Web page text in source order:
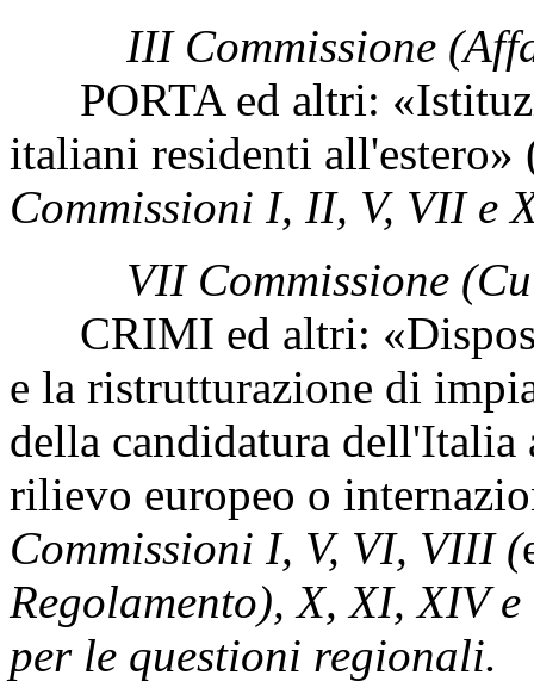
III Commissione
PORTA ed altri:
italiani residenti
Commissioni I, II, V, VII e
VII Commissione
CRIMI ed altri:
e la ristrutturazione di
della candidatura
rilievo europeo o
Commissioni I, V, VI, VIII (
Regolamento), X, XI, XIV
per le questioni regionali.